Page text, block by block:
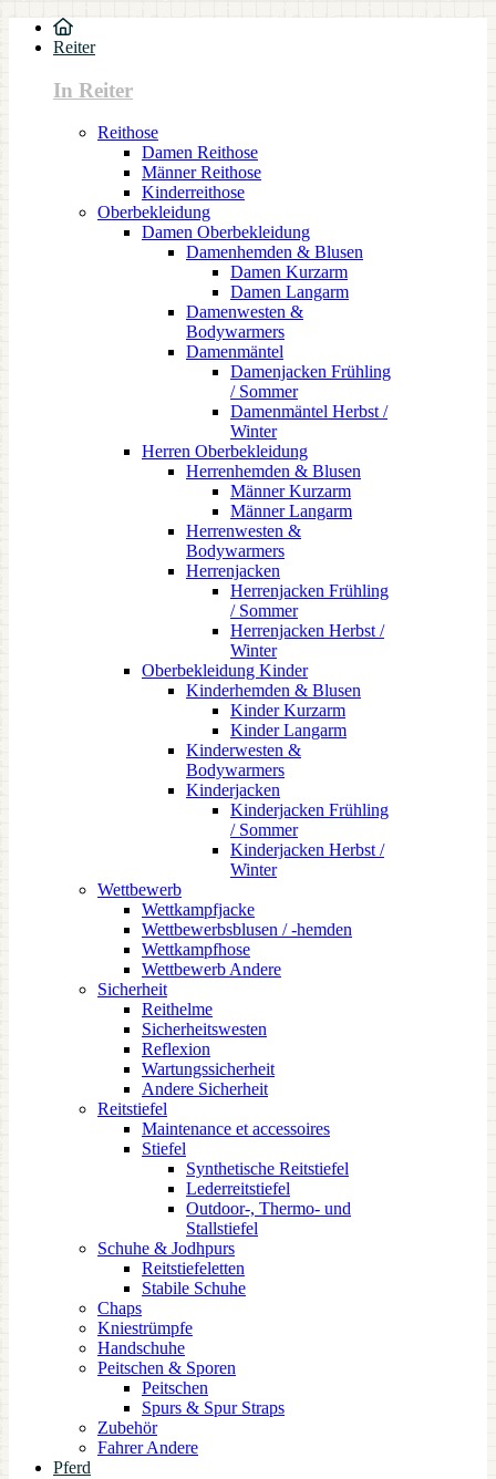
Reiter
In Reiter
Reithose
Damen Reithose
Männer Reithose
Kinderreithose
Oberbekleidung
Damen Oberbekleidung
Damenhemden & Blusen
Damen Kurzarm
Damen Langarm
Damenwesten &
Bodywarmers
Damenmäntel
Damenjacken Frühling
/ Sommer
Damenmäntel Herbst /
Winter
Herren Oberbekleidung
Herrenhemden & Blusen
Männer Kurzarm
Männer Langarm
Herrenwesten &
Bodywarmers
Herrenjacken
Herrenjacken Frühling
/ Sommer
Herrenjacken Herbst /
Winter
Oberbekleidung Kinder
Kinderhemden & Blusen
Kinder Kurzarm
Kinder Langarm
Kinderwesten &
Bodywarmers
Kinderjacken
Kinderjacken Frühling
/ Sommer
Kinderjacken Herbst /
Winter
Wettbewerb
Wettkampfjacke
Wettbewerbsblusen / -hemden
Wettkampfhose
Wettbewerb Andere
Sicherheit
Reithelme
Sicherheitswesten
Reflexion
Wartungssicherheit
Andere Sicherheit
Reitstiefel
Maintenance et accessoires
Stiefel
Synthetische Reitstiefel
Lederreitstiefel
Outdoor-, Thermo- und
Stallstiefel
Schuhe & Jodhpurs
Reitstiefeletten
Stabile Schuhe
Chaps
Kniestrümpfe
Handschuhe
Peitschen & Sporen
Peitschen
Spurs & Spur Straps
Zubehör
Fahrer Andere
Pferd